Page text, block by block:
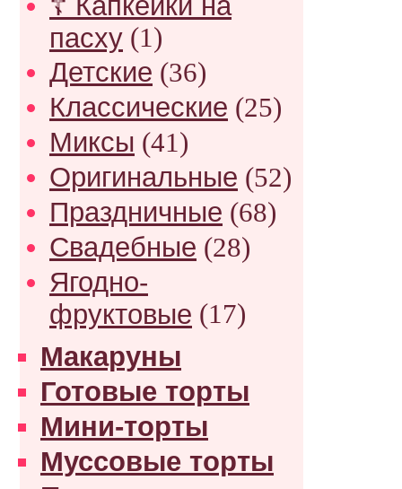
пасху (1)
Детские (36)
Классические (25)
Миксы (41)
Оригинальные (52)
Праздничные (68)
Свадебные (28)
Ягодно-
фруктовые (17)
Макаруны
Готовые торты
Мини-торты
Муссовые торты